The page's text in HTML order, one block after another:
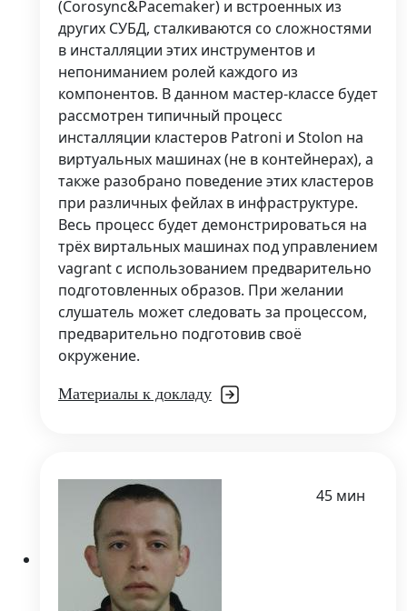
(Corosync&Pacemaker) и встроенных из
других СУБД, сталкиваются со сложностями
в инсталляции этих инструментов и
непониманием ролей каждого из
компонентов. В данном мастер-классе будет
рассмотрен типичный процесс
инсталляции кластеров Patroni и Stolon на
виртуальных машинах (не в контейнерах), а
также разобрано поведение этих кластеров
при различных фейлах в инфраструктуре.
Весь процесс будет демонстрироваться на
трёх виртальных машинах под управлением
vagrant с использованием предварительно
подготовленных образов. При желании
слушатель может следовать за процессом,
предварительно подготовив своё
окружение.
Материалы к докладу
45 мин